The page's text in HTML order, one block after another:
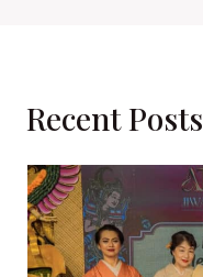
Recent Posts